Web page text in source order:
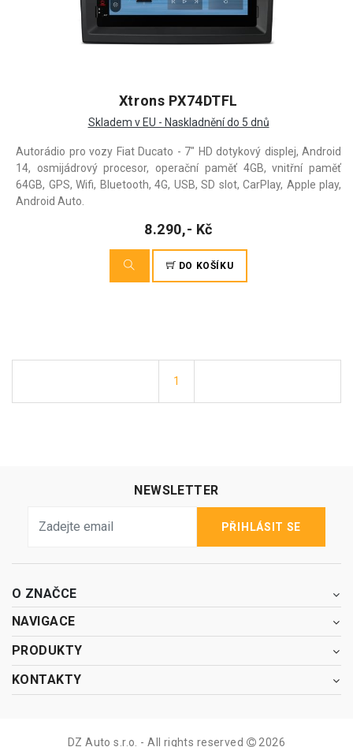
Xtrons PX74DTFL
Skladem v EU - Naskladnění do 5 dnů
Autorádio pro vozy Fiat Ducato - 7" HD dotykový displej, Android
14, osmijádrový procesor, operační paměť 4GB, vnitřní paměť
64GB, GPS, Wifi, Bluetooth, 4G, USB, SD slot, CarPlay, Apple play,
Android Auto.
8.290,- Kč
DO KOŠÍKU
1
NEWSLETTER
PŘIHLÁSIT SE
O ZNAČCE
NAVIGACE
PRODUKTY
KONTAKTY
DZ Auto s.r.o. - All rights reserved 2026